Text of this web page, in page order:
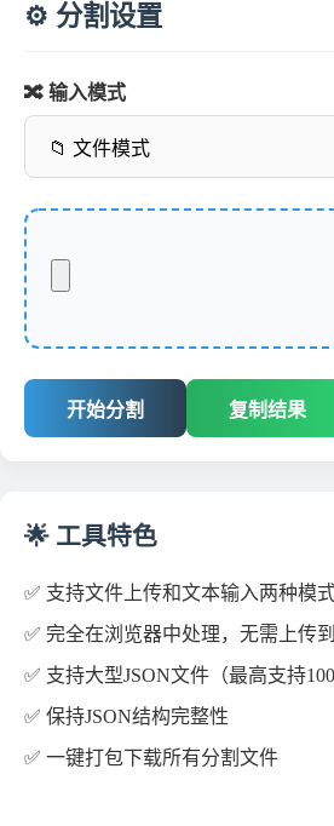
⚙️ 分割设置
🔀 输入模式
开始分割 复制结果
🌟 工具特色
✅ 支持文件上传和文本输入两种模
✅ 完全在浏览器中处理，无需上传
✅ 支持大型JSON文件（最高支持
✅ 保持JSON结构完整性
✅ 一键打包下载所有分割文件